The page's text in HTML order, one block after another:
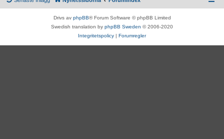
Drivs av phpBB® Forum Software © phpBB Limited
Swedish translation by phpBB Sweden © 2006-2020
Integritetspolicy | Forumregler